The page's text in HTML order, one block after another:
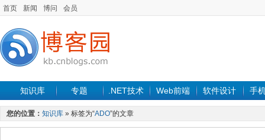
首页 新闻 博问 会员
知识库 专题 .NET技术 Web前端 软件设计 手
您的位置： 知识库 » 标签为“ADO”的文章